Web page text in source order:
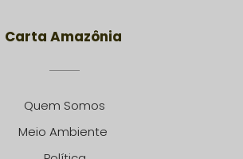
Carta Amazônia
Quem Somos
Meio Ambiente